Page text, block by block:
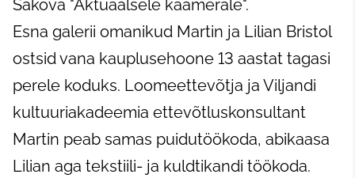
Sakova "Aktuaalsele kaamerale".
Esna galerii omanikud Martin ja Lilian Bristol
ostsid vana kauplusehoone 13 aastat tagasi
perele koduks. Loomeettevõtja ja Viljandi
kultuuriakadeemia ettevõtluskonsultant
Martin peab samas puidutöökoda, abikaasa
Lilian aga tekstiili- ja kuldtikandi töökoda.